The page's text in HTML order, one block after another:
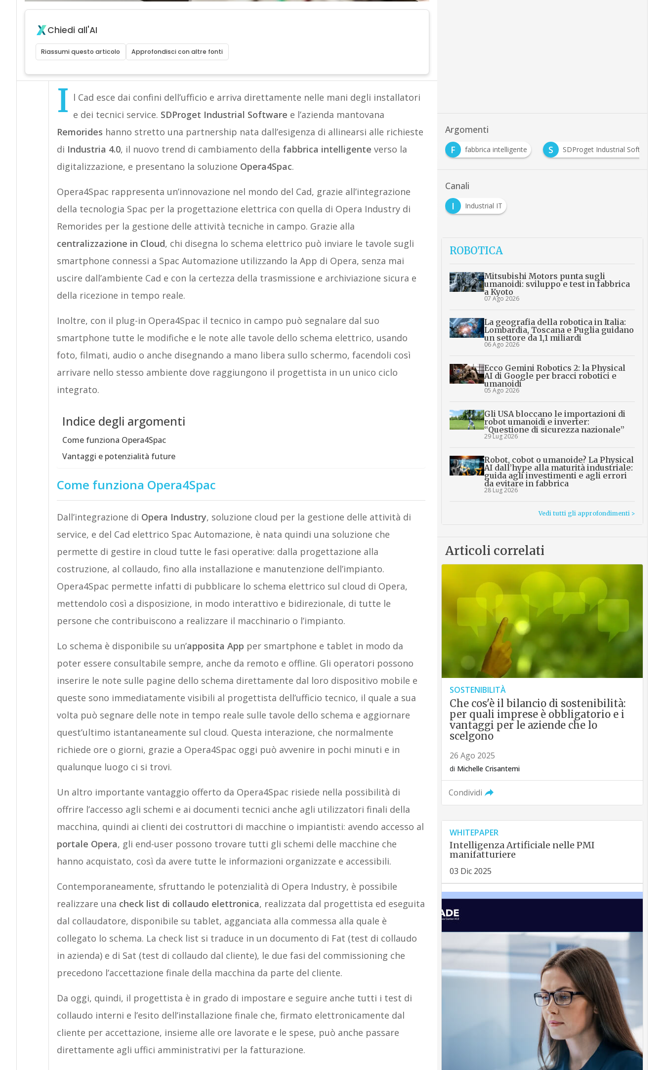
Chiedi all'AI
Riassumi questo articolo Approfondisci con altre fonti
I l Cad esce dai confini dell’ufficio e arriva direttamente nelle mani degli installatori
e dei tecnici service. SDProget Industrial Software e l’azienda mantovana
Remorides hanno stretto una partnership nata dall’esigenza di allinearsi alle richieste
di Industria 4.0, il nuovo trend di cambiamento della fabbrica intelligente verso la
digitalizzazione, e presentano la soluzione Opera4Spac.
Opera4Spac rappresenta un’innovazione nel mondo del Cad, grazie all’integrazione
della tecnologia Spac per la progettazione elettrica con quella di Opera Industry di
Remorides per la gestione delle attività tecniche in campo. Grazie alla
centralizzazione in Cloud, chi disegna lo schema elettrico può inviare le tavole sugli
smartphone connessi a Spac Automazione utilizzando la App di Opera, senza mai
uscire dall’ambiente Cad e con la certezza della trasmissione e archiviazione sicura e
della ricezione in tempo reale.
Inoltre, con il plug-in Opera4Spac il tecnico in campo può segnalare dal suo
smartphone tutte le modifiche e le note alle tavole dello schema elettrico, usando
foto, filmati, audio o anche disegnando a mano libera sullo schermo, facendoli così
arrivare nello stesso ambiente dove raggiungono il progettista in un unico ciclo
integrato.
Indice degli argomenti
Come funziona Opera4Spac
Vantaggi e potenzialità future
Come funziona Opera4Spac
Dall’integrazione di Opera Industry, soluzione cloud per la gestione delle attività di
service, e del Cad elettrico Spac Automazione, è nata quindi una soluzione che
permette di gestire in cloud tutte le fasi operative: dalla progettazione alla
costruzione, al collaudo, fino alla installazione e manutenzione dell’impianto.
Opera4Spac permette infatti di pubblicare lo schema elettrico sul cloud di Opera,
mettendolo così a disposizione, in modo interattivo e bidirezionale, di tutte le
persone che contribuiscono a realizzare il macchinario o l’impianto.
Lo schema è disponibile su un’apposita App per smartphone e tablet in modo da
poter essere consultabile sempre, anche da remoto e offline. Gli operatori possono
inserire le note sulle pagine dello schema direttamente dal loro dispositivo mobile e
queste sono immediatamente visibili al progettista dell’ufficio tecnico, il quale a sua
volta può segnare delle note in tempo reale sulle tavole dello schema e aggiornare
quest’ultimo istantaneamente sul cloud. Questa interazione, che normalmente
richiede ore o giorni, grazie a Opera4Spac oggi può avvenire in pochi minuti e in
qualunque luogo ci si trovi.
Un altro importante vantaggio offerto da Opera4Spac risiede nella possibilità di
offrire l’accesso agli schemi e ai documenti tecnici anche agli utilizzatori finali della
macchina, quindi ai clienti dei costruttori di macchine o impiantisti: avendo accesso al
portale Opera, gli end-user possono trovare tutti gli schemi delle macchine che
hanno acquistato, così da avere tutte le informazioni organizzate e accessibili.
Contemporaneamente, sfruttando le potenzialità di Opera Industry, è possibile
realizzare una check list di collaudo elettronica, realizzata dal progettista ed eseguita
dal collaudatore, disponibile su tablet, agganciata alla commessa alla quale è
collegato lo schema. La check list si traduce in un documento di Fat (test di collaudo
in azienda) e di Sat (test di collaudo dal cliente), le due fasi del commissioning che
precedono l’accettazione finale della macchina da parte del cliente.
Da oggi, quindi, il progettista è in grado di impostare e seguire anche tutti i test di
collaudo interni e l’esito dell’installazione finale che, firmato elettronicamente dal
cliente per accettazione, insieme alle ore lavorate e le spese, può anche passare
direttamente agli uffici amministrativi per la fatturazione.
Argomenti
C
F fabbrica intelligente S SDProget Industrial Software
Canali
I
Industrial IT
ROBOTICA
Mitsubishi Motors punta sugli
umanoidi: sviluppo e test in fabbrica
a Kyoto
07 Ago 2026
La geografia della robotica in Italia:
Lombardia, Toscana e Puglia guidano
un settore da 1,1 miliardi
06 Ago 2026
Ecco Gemini Robotics 2: la Physical
AI di Google per bracci robotici e
umanoidi
05 Ago 2026
Gli USA bloccano le importazioni di
robot umanoidi e inverter:
“Questione di sicurezza nazionale”
29 Lug 2026
Robot, cobot o umanoide? La Physical
AI dall’hype alla maturità industriale:
guida agli investimenti e agli errori
da evitare in fabbrica
28 Lug 2026
Vedi tutti gli approfondimenti >
Articoli correlati
SOSTENIBILITÀ
Che cos'è il bilancio di sostenibilità:
per quali imprese è obbligatorio e i
vantaggi per le aziende che lo
scelgono
26 Ago 2025
di Michelle Crisantemi
Condividi
WHITEPAPER
Intelligenza Artificiale nelle PMI
manifatturiere
03 Dic 2025